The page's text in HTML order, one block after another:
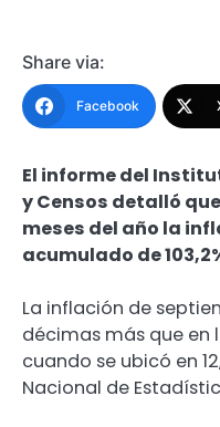
Share via:
Facebook
El informe del
y Censos detalló
meses del año la
acumulado de
La inflación de
décimas más que
cuando se ubicó en
Nacional de